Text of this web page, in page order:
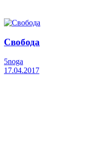
Свобода
5noga
17.04.2017